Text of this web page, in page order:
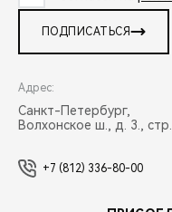
ПОДПИСАТЬСЯ
Адрес:
Санкт-Петербург,
Волхонское ш., д. 3.,
+7 (812) 336-80-00